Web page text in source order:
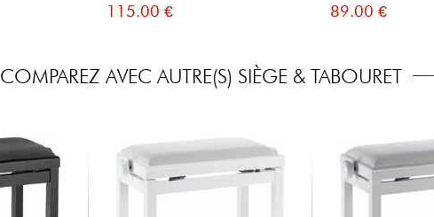
115.00 € 89.00 €
COMPAREZ AVEC AUTRE(S) SIÈGE & TABOURET